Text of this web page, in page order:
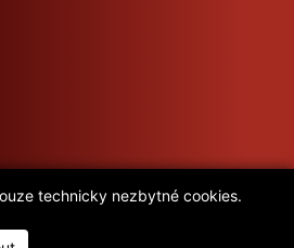
technicky nezbytné cookies.